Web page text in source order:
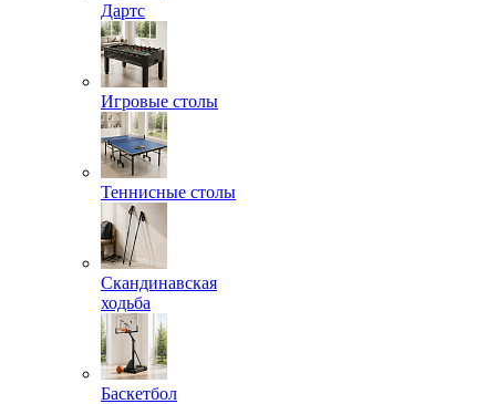
Дартс
Игровые столы
Теннисные столы
Скандинавская
ходьба
Баскетбол